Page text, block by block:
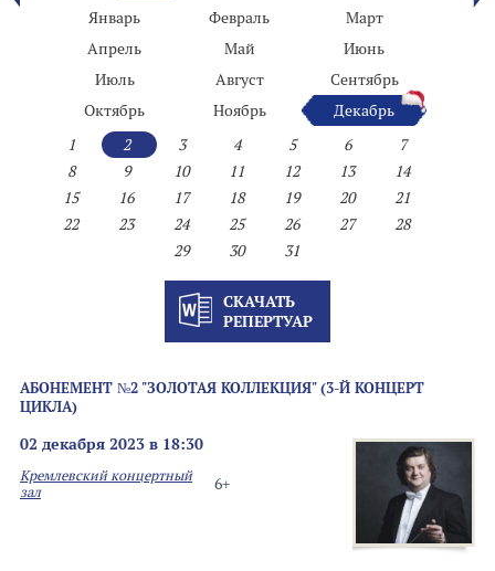
Январь
Февраль
Март
Апрель
Май
Июнь
Июль
Август
Сентябрь
Октябрь
Ноябрь
Декабрь
1
2 3 4 5 6
7
8
9 10 11 12 13
14
15
16 17 18 19 20
21
22
23 24 25 26 27
28
29
30 31
СКАЧАТЬ
РЕПЕРТУАР
АБОНЕМЕНТ №2 "ЗОЛОТАЯ КОЛЛЕКЦИЯ" (3-Й КОНЦЕРТ
ЦИКЛА)
02 декабря 2023 в 18:30
6+
Кремлевский концертный
зал